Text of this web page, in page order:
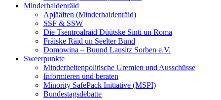
Minderhaidenräid
Apjääften (Minderhaidenräid)
SSF & SSW
Die Tsentroalräid Düütske Sinti un Roma
Fräiske Räid un Seelter Bund
Domowina – Buund Lausitz Sorben e.V.
Sweerpunkte
Minderheitenpolitische Gremien und Ausschüsse
Informieren und beraten
Minority SafePack Initiative (MSPI)
Bundestagsdebatte